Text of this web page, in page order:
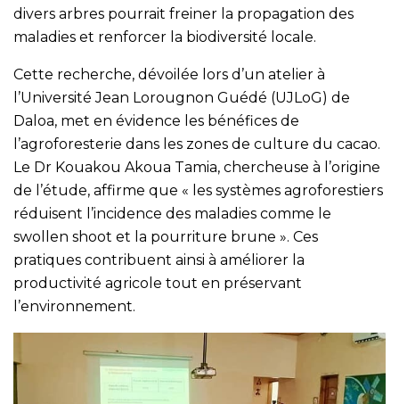
divers arbres pourrait freiner la propagation des
maladies et renforcer la biodiversité locale.
Cette recherche, dévoilée lors d’un atelier à
l’Université Jean Lorougnon Guédé (UJLoG) de
Daloa, met en évidence les bénéfices de
l’agroforesterie dans les zones de culture du cacao.
Le Dr Kouakou Akoua Tamia, chercheuse à l’origine
de l’étude, affirme que « les systèmes agroforestiers
réduisent l’incidence des maladies comme le
swollen shoot et la pourriture brune ». Ces
pratiques contribuent ainsi à améliorer la
productivité agricole tout en préservant
l’environnement.